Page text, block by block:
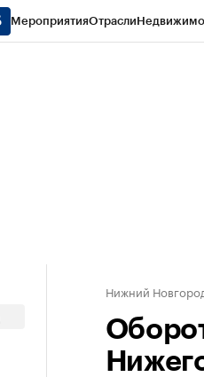
МероприятияОтрасли
Нижний